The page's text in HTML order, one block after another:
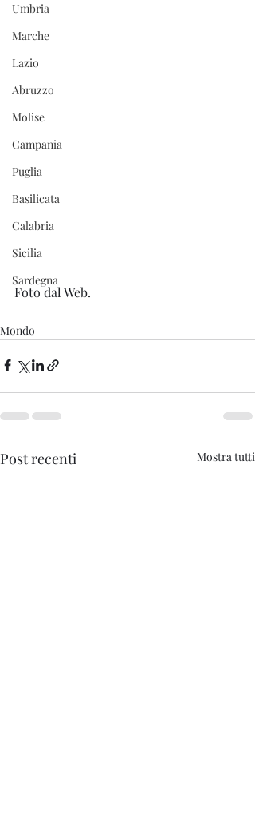
Umbria
Marche
Lazio
Abruzzo
Molise
Campania
Puglia
Basilicata
Calabria
Sicilia
Sardegna
Foto dal Web.
Mondo
Post recenti Mostra tutti